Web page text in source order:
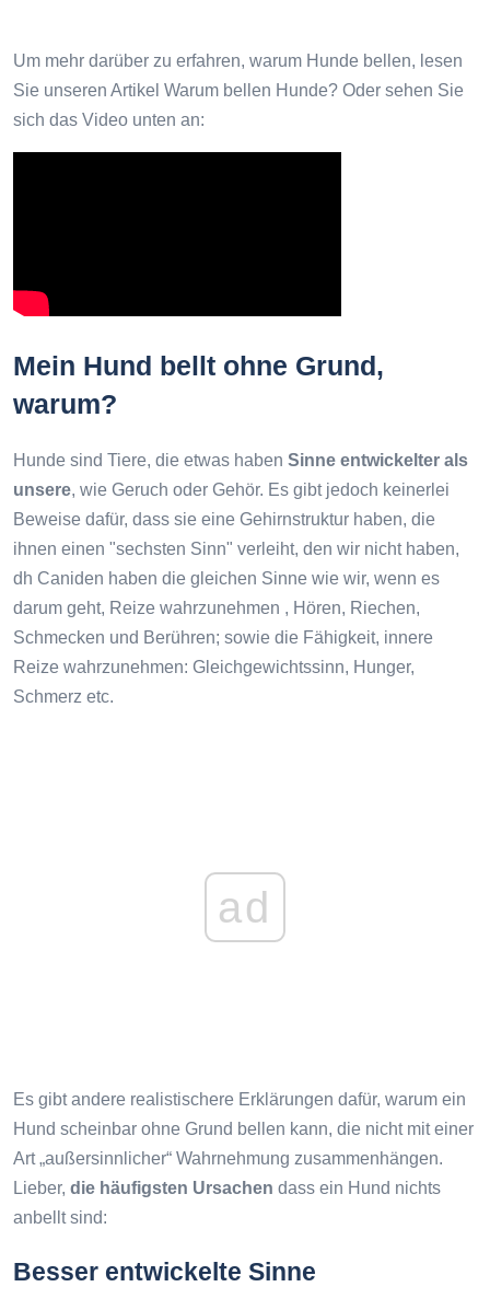
Um mehr darüber zu erfahren, warum Hunde bellen, lesen
Sie unseren Artikel Warum bellen Hunde? Oder sehen Sie
sich das Video unten an:
Mein Hund bellt ohne Grund,
warum?
Hunde sind Tiere, die etwas haben Sinne entwickelter als
unsere, wie Geruch oder Gehör. Es gibt jedoch keinerlei
Beweise dafür, dass sie eine Gehirnstruktur haben, die
ihnen einen "sechsten Sinn" verleiht, den wir nicht haben,
dh Caniden haben die gleichen Sinne wie wir, wenn es
darum geht, Reize wahrzunehmen , Hören, Riechen,
Schmecken und Berühren; sowie die Fähigkeit, innere
Reize wahrzunehmen: Gleichgewichtssinn, Hunger,
Schmerz etc.
ad
Es gibt andere realistischere Erklärungen dafür, warum ein
Hund scheinbar ohne Grund bellen kann, die nicht mit einer
Art „außersinnlicher“ Wahrnehmung zusammenhängen.
Lieber, die häufigsten Ursachen dass ein Hund nichts
anbellt sind:
Besser entwickelte Sinne